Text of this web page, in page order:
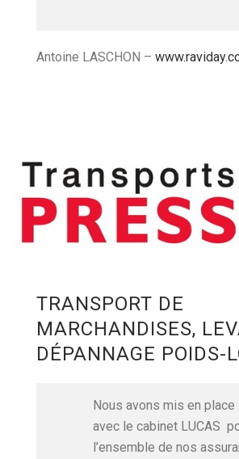
Antoine LASCHON –
TRANSPORT DE
MARCHANDISES,
DÉPANNAGE POIDS-
Nous avons mis en place
avec le cabinet LUCAS
l’ensemble de nos